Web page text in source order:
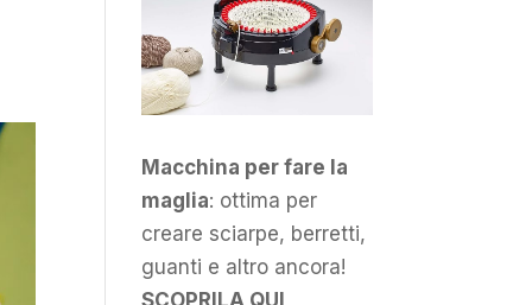
Macchina per fare la
maglia: ottima per
creare sciarpe, berretti,
guanti e altro ancora!